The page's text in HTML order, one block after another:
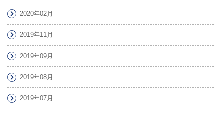
2020年02月
2019年11月
2019年09月
2019年08月
2019年07月